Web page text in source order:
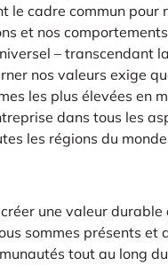
le cadre commun pour
et nos
– transcendant
nos valeurs exige
les plus élevées en
dans tous les
les régions du
une valeur durable
sommes présents et
tout au long